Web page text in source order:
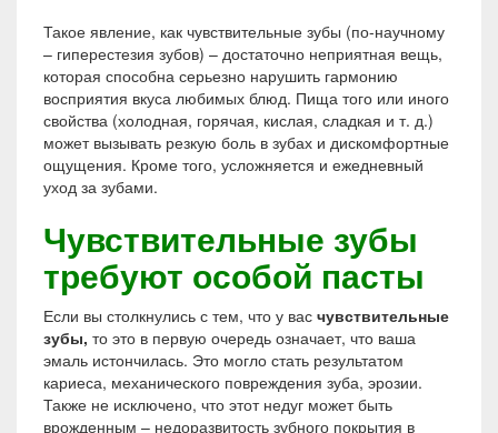
Такое явление, как чувствительные зубы (по-научному
– гиперестезия зубов) – достаточно неприятная вещь,
которая способна серьезно нарушить гармонию
восприятия вкуса любимых блюд. Пища того или иного
свойства (холодная, горячая, кислая, сладкая и т. д.)
может вызывать резкую боль в зубах и дискомфортные
ощущения. Кроме того, усложняется и ежедневный
уход за зубами.
Чувствительные зубы
требуют особой пасты
Если вы столкнулись с тем, что у вас чувствительные
зубы, то это в первую очередь означает, что ваша
эмаль истончилась. Это могло стать результатом
кариеса, механического повреждения зуба, эрозии.
Также не исключено, что этот недуг может быть
врожденным – недоразвитость зубного покрытия в